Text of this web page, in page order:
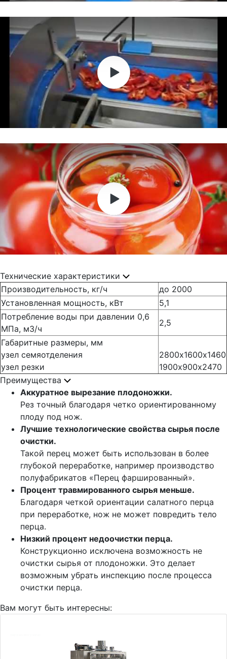
Технические характеристики
Производительность, кг/ч
до 2000
Установленная мощность, кВт
5,1
Потребление воды при давлении 0,6
МПа, м3/ч
2,5
Габаритные размеры, мм
узел семяотделения
узел резки
2800х1600х1460
1900х900х2470
Преимущества
Аккуратное вырезание плодоножки.
Рез точный благодаря четко ориентированному
плоду под нож.
Лучшие технологические свойства сырья после
очистки.
Такой перец может быть использован в более
глубокой переработке, например производство
полуфабрикатов «Перец фаршированный».
Процент травмированного сырья меньше.
Благодаря четкой ориентации салатного перца
при переработке, нож не может повредить тело
перца.
Низкий процент недоочистки перца.
Конструкционно исключена возможность не
очистки сырья от плодоножки. Это делает
возможным убрать инспекцию после процесса
очистки перца.
Вам могут быть интересны: